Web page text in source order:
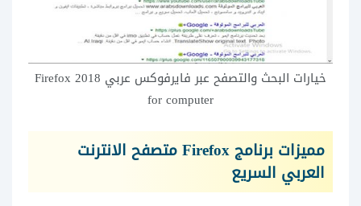
خيارات البحث والتصفح عبر فايرفوكس عربي 2018 Firefox
for computer
مميزات برنامج Firefox متصفح الانترنت
العربي السريع